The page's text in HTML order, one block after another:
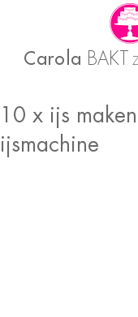
Carola BAKT
10 x ijs
ijsmachine